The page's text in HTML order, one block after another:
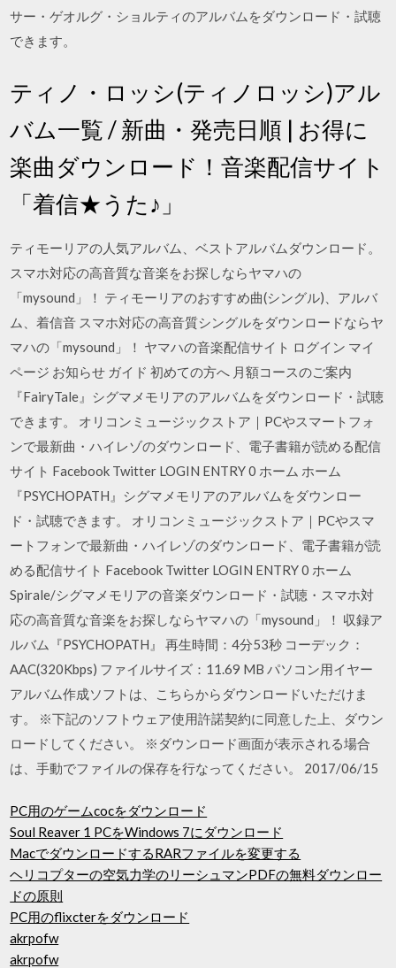
サー・ゲオルグ・ショルティのアルバムをダウンロード・試聴
できます。
ティノ・ロッシ(ティノロッシ)アル
バム一覧 / 新曲・発売日順 | お得に
楽曲ダウンロード！音楽配信サイト
「着信★うた♪」
ティモーリアの人気アルバム、ベストアルバムダウンロード。
スマホ対応の高音質な音楽をお探しならヤマハの
「mysound」！ ティモーリアのおすすめ曲(シングル)、アルバ
ム、着信音 スマホ対応の高音質シングルをダウンロードならヤ
マハの「mysound」！ ヤマハの音楽配信サイト ログイン マイ
ページ お知らせ ガイド 初めての方へ 月額コースのご案内
『FairyTale』シグマメモリアのアルバムをダウンロード・試聴
できます。 オリコンミュージックストア｜PCやスマートフォ
ンで最新曲・ハイレゾのダウンロード、電子書籍が読める配信
サイト Facebook Twitter LOGIN ENTRY 0 ホーム ホーム
『PSYCHOPATH』シグマメモリアのアルバムをダウンロー
ド・試聴できます。 オリコンミュージックストア｜PCやスマ
ートフォンで最新曲・ハイレゾのダウンロード、電子書籍が読
める配信サイト Facebook Twitter LOGIN ENTRY 0 ホーム
Spirale/シグマメモリアの音楽ダウンロード・試聴・スマホ対
応の高音質な音楽をお探しならヤマハの「mysound」！ 収録ア
ルバム『PSYCHOPATH』 再生時間：4分53秒 コーデック：
AAC(320Kbps) ファイルサイズ：11.69 MB パソコン用イヤー
アルバム作成ソフトは、こちらからダウンロードいただけま
す。 ※下記のソフトウェア使用許諾契約に同意した上、ダウン
ロードしてください。 ※ダウンロード画面が表示される場合
は、手動でファイルの保存を行なってください。 2017/06/15
PC用のゲームcocをダウンロード
Soul Reaver 1 PCをWindows 7にダウンロード
MacでダウンロードするRARファイルを変更する
ヘリコプターの空気力学のリーシュマンPDFの無料ダウンロー
ドの原則
PC用のflixcterをダウンロード
akrpofw
akrpofw